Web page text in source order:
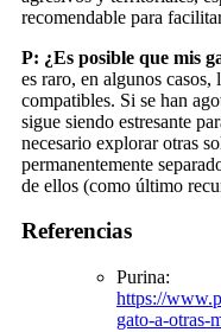
recomendable para
P: ¿Es posible que mis
es raro, en algunos casos,
compatibles. Si se han
sigue siendo estresante
necesario explorar otras
permanentemente
de ellos (como último
Referencias
Purina:
https://
gato-a-otras-